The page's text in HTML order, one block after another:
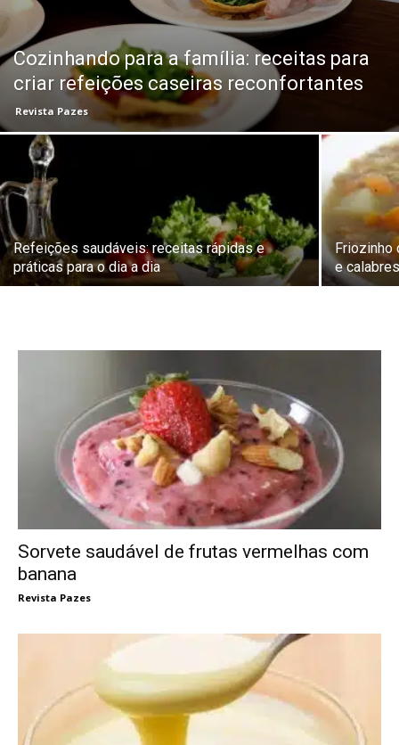
Cozinhando para a família: receitas para
criar refeições caseiras reconfortantes
Revista Pazes
Refeições saudáveis: receitas rápidas e
práticas para o dia a dia
Friozinho
e
Sorvete saudável de frutas vermelhas com
banana
Revista Pazes